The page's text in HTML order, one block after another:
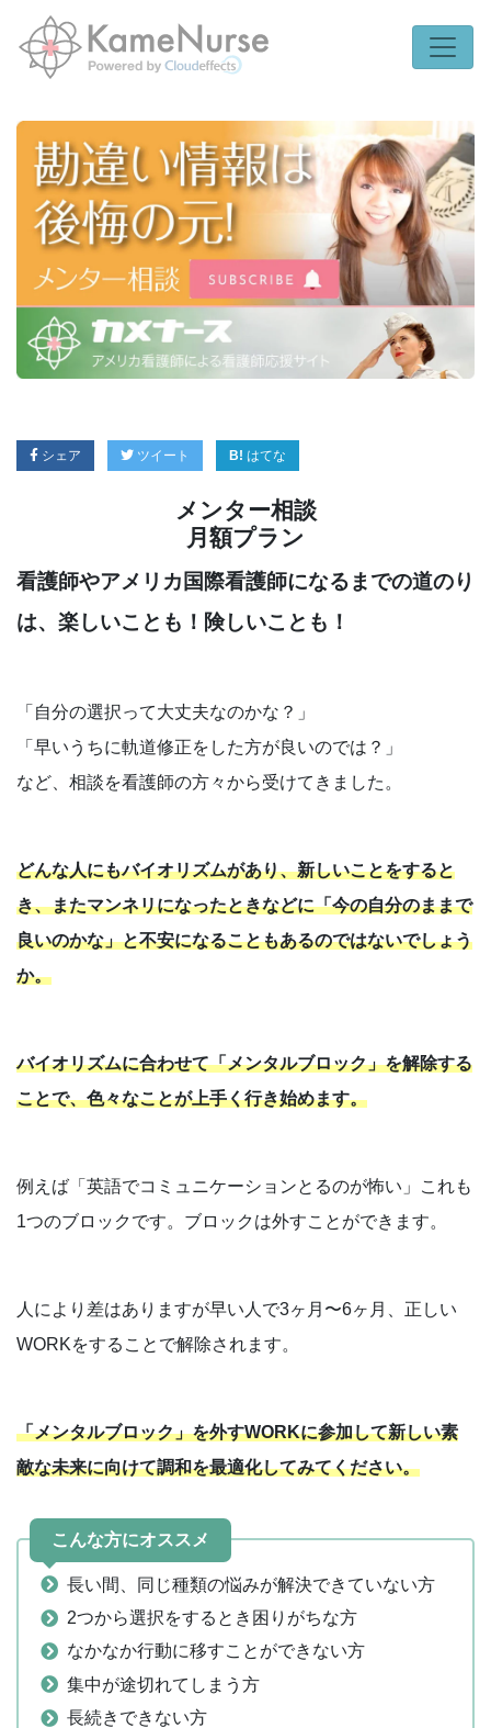
シェア ツイート はてな
メンター相談
月額プラン
看護師やアメリカ国際看護師になるまでの道のり
は、楽しいことも！険しいことも！
「自分の選択って大丈夫なのかな？」
「早いうちに軌道修正をした方が良いのでは？」
など、相談を看護師の方々から受けてきました。
どんな人にもバイオリズムがあり、新しいことをすると
き、またマンネリになったときなどに「今の自分のままで
良いのかな」と不安になることもあるのではないでしょう
か。
バイオリズムに合わせて「メンタルブロック」を解除する
ことで、色々なことが上手く行き始めます。
例えば「英語でコミュニケーションとるのが怖い」これも
1つのブロックです。ブロックは外すことができます。
人により差はありますが早い人で3ヶ月〜6ヶ月、正しい
WORKをすることで解除されます。
「メンタルブロック」を外すWORKに参加して新しい素
敵な未来に向けて調和を最適化してみてください。
こんな方にオススメ
長い間、同じ種類の悩みが解決できていない方
2つから選択をするとき困りがちな方
なかなか行動に移すことができない方
集中が途切れてしまう方
長続きできない方